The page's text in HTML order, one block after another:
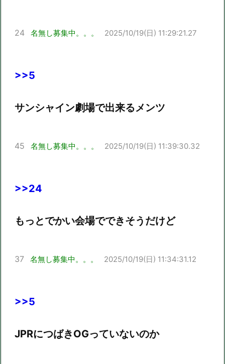
24 名無し募集中。。。 2025/10/19(日) 11:29:21.27
>>5
サンシャイン劇場で出来るメンツ
45 名無し募集中。。。 2025/10/19(日) 11:39:30.32
>>24
もっとでかい会場でできそうだけど
37 名無し募集中。。。 2025/10/19(日) 11:34:31.12
>>5
JPRにつばきOGっていないのか